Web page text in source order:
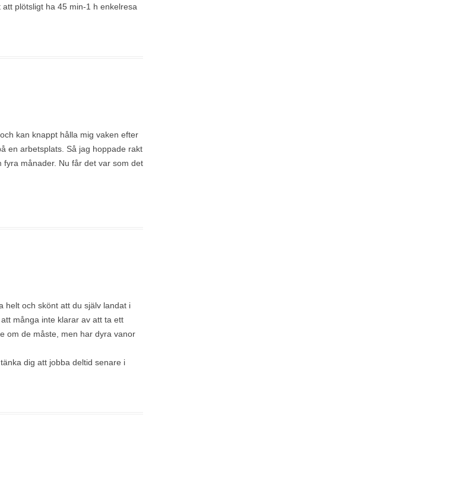
plötsligt ha 45 min-1 h enkelresa
kan knappt hålla mig vaken efter
en arbetsplats. Så jag hoppade rakt
månader. Nu får det var som det
helt och skönt att du själv landat i
många inte klarar av att ta ett
om de måste, men har dyra vanor
dig att jobba deltid senare i